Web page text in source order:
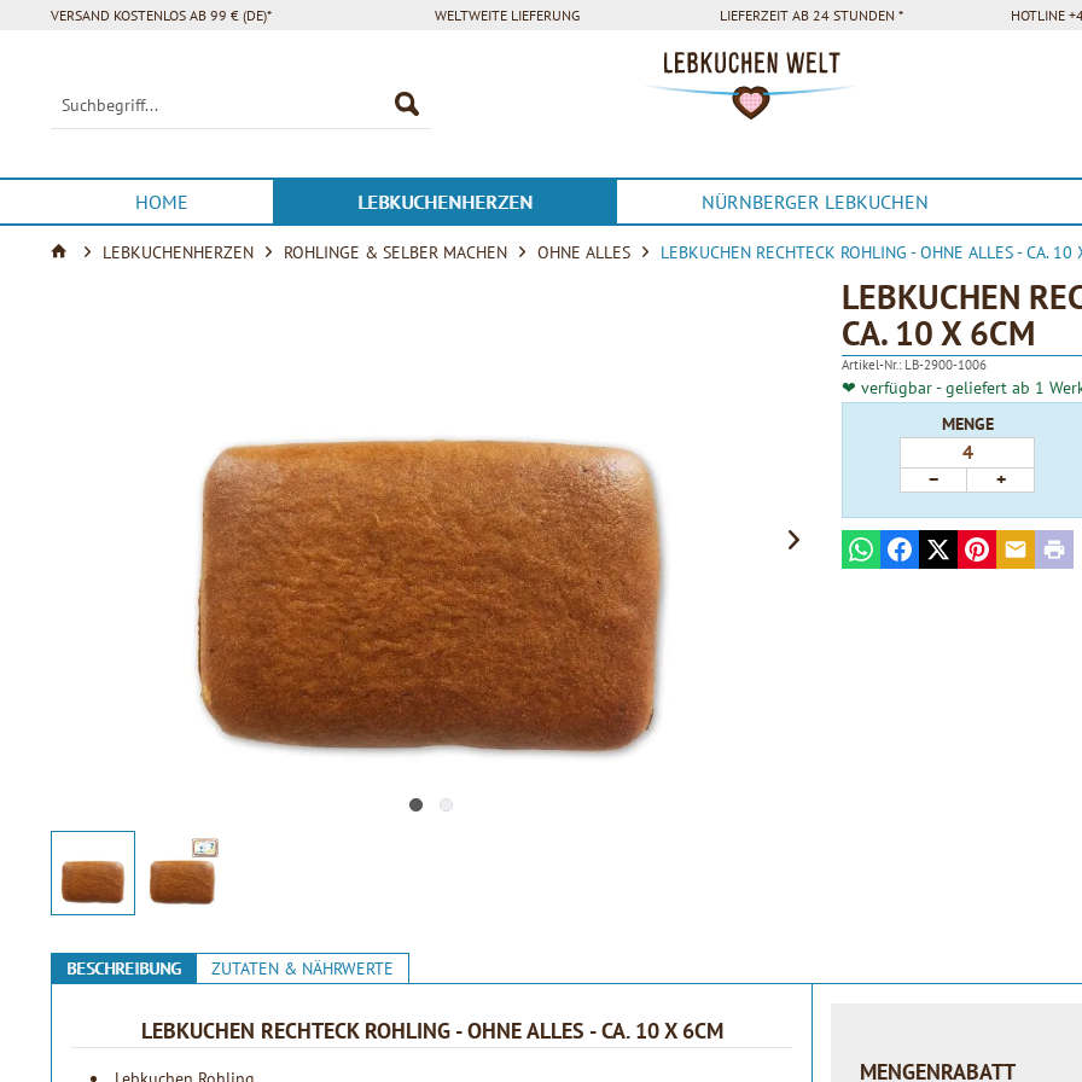
VERSAND KOSTENLOS AB 99 € (DE)* WELTWEITE LIEFERUNG LIEFERZEIT AB 24 STUNDEN * HOTLINE
HOME LEBKUCHENHERZEN NÜRNBERGER LEBKUCHEN
LEBKUCHENHERZEN ROHLINGE & SELBER MACHEN OHNE ALLES LEBKUCHEN RECHTECK ROHLING - OHNE ALLES - CA. 10
LEBKUCHEN
CA. 10 X 6CM
Artikel-Nr.: LB-2900-1006
❤ verfügbar - geliefert ab 1
MENGE
− +
WhatsAppFacebook
X PinterestE-mail
BESCHREIBUNG ZUTATEN & NÄHRWERTE
LEBKUCHEN RECHTECK ROHLING - OHNE ALLES - CA. 10 X 6CM
MENGENRABATT